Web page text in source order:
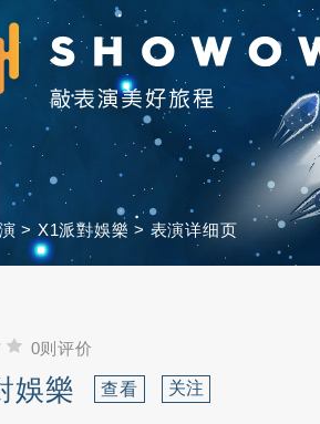
> X1派對娛樂 > 表演详细页
0则评价
娛樂 查看 关注